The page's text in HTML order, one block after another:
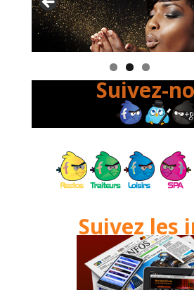
Suivez-
Suivez les